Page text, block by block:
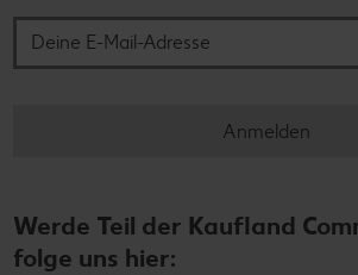
Anmelden
Werde Teil der Kaufland
folge uns hier: